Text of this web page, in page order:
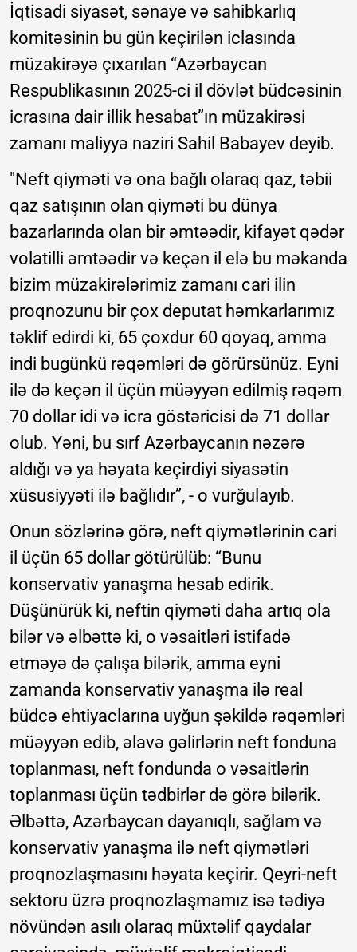
İqtisadi siyasət, sənaye və sahibkarlıq
komitəsinin bu gün keçirilən iclasında
müzakirəyə çıxarılan “Azərbaycan
Respublikasının 2025-ci il dövlət büdcəsinin
icrasına dair illik hesabat”ın müzakirəsi
zamanı maliyyə naziri Sahil Babayev deyib.
"Neft qiyməti və ona bağlı olaraq qaz, təbii
qaz satışının olan qiyməti bu dünya
bazarlarında olan bir əmtəədir, kifayət qədər
volatilli əmtəədir və keçən il elə bu məkanda
bizim müzakirələrimiz zamanı cari ilin
proqnozunu bir çox deputat həmkarlarımız
təklif edirdi ki, 65 çoxdur 60 qoyaq, amma
indi bugünkü rəqəmləri də görürsünüz. Eyni
ilə də keçən il üçün müəyyən edilmiş rəqəm
70 dollar idi və icra göstəricisi də 71 dollar
olub. Yəni, bu sırf Azərbaycanın nəzərə
aldığı və ya həyata keçirdiyi siyasətin
xüsusiyyəti ilə bağlıdır”, - o vurğulayıb.
Onun sözlərinə görə, neft qiymətlərinin cari
il üçün 65 dollar götürülüb: “Bunu
konservativ yanaşma hesab edirik.
Düşünürük ki, neftin qiyməti daha artıq ola
bilər və əlbəttə ki, o vəsaitləri istifadə
etməyə də çalışa bilərik, amma eyni
zamanda konservativ yanaşma ilə real
büdcə ehtiyaclarına uyğun şəkildə rəqəmləri
müəyyən edib, əlavə gəlirlərin neft fonduna
toplanması, neft fondunda o vəsaitlərin
toplanması üçün tədbirlər də görə bilərik.
Əlbəttə, Azərbaycan dayanıqlı, sağlam və
konservativ yanaşma ilə neft qiymətləri
proqnozlaşmasını həyata keçirir. Qeyri-neft
sektoru üzrə proqnozlaşmamız isə tədiyə
növündən asılı olaraq müxtəlif qaydalar